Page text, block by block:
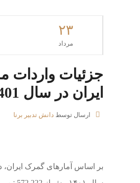
۲۳
مرداد
جزئیات واردات
ایران در سال 1401
ارسال توسط دانش تدبیر برنا